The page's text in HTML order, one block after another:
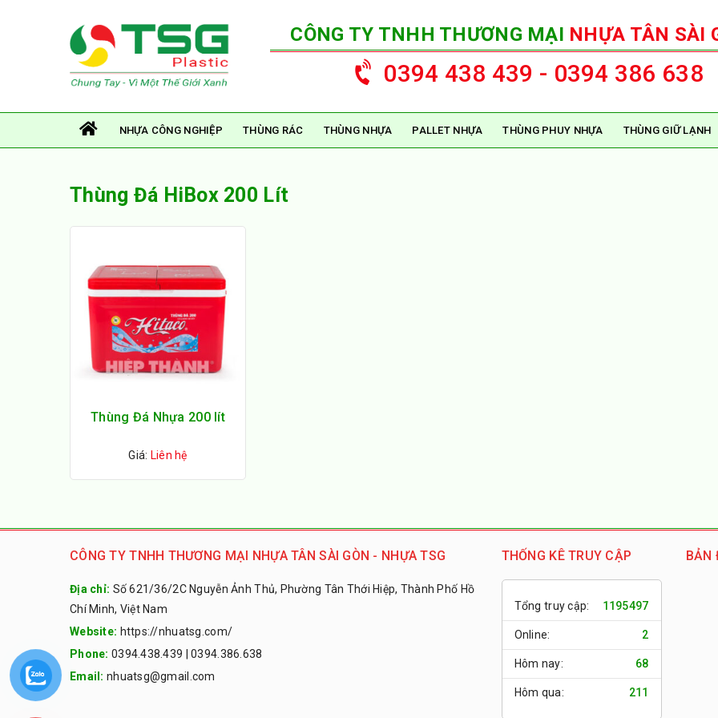
CÔNG TY TNHH THƯƠNG MẠI NHỰA TÂN SÀI
0394 438 439 - 0394 386 638
NHỰA CÔNG NGHIỆP THÙNG RÁC THÙNG NHỰA PALLET NHỰA THÙNG PHUY NHỰA THÙNG GIỮ LẠNH
Thùng Đá HiBox 200 Lít
Thùng Đá Nhựa 200 lít
Giá: Liên hệ
CÔNG TY TNHH THƯƠNG MẠI NHỰA TÂN SÀI GÒN - NHỰA TSG
Địa chỉ: Số 621/36/2C Nguyễn Ảnh Thủ, Phường Tân Thới Hiệp, Thành Phố Hồ
Chí Minh, Việt Nam
Website: https://nhuatsg.com/
Phone: 0394.438.439 |0394.386.638
Email: nhuatsg@gmail.com
THỐNG KÊ TRUY CẬP
Tổng truy cập: 1195497
Online: 2
Hôm nay: 68
Hôm qua: 211
BẢN